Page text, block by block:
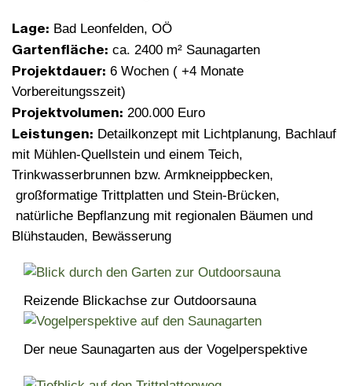
Lage: Bad Leonfelden, OÖ
Gartenfläche: ca. 2400 m² Saunagarten
Projektdauer: 6 Wochen ( +4 Monate
Vorbereitungsszeit)
Projektvolumen: 200.000 Euro
Leistungen: Detailkonzept mit Lichtplanung, Bachlauf
mit Mühlen-Quellstein und einem Teich,
Trinkwasserbrunnen bzw. Armkneippbecken,
großformatige Trittplatten und Stein-Brücken,
natürliche Bepflanzung mit regionalen Bäumen und
Blühstauden, Bewässerung
Reizende Blickachse zur Outdoorsauna
Der neue Saunagarten aus der Vogelperspektive